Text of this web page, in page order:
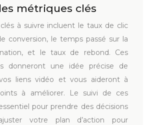
métriques clés
à suivre incluent le taux de clic
conversion, le temps passé sur la
et le taux de rebond. Ces
donneront une idée précise de
liens vidéo et vous aideront à
à améliorer. Le suivi de ces
pour prendre des décisions
votre plan d’action pour